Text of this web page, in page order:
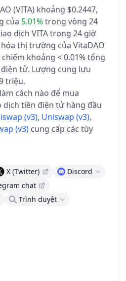
(VITA) khoảng $0.2447,
của 5.01%trong vòng 24
dịch VITA trong 24 giờ
thị trường của VitaDAO
khoảng < 0.01% tổng
tử. Lượng cung lưu
triệu.
cách nào để mua
dịch tiền điện tử hàng đầu
(v3), Uniswap (v3),
(v3) cung cấp các tùy
X (Twitter)
Discord
chat
Trình duyệt